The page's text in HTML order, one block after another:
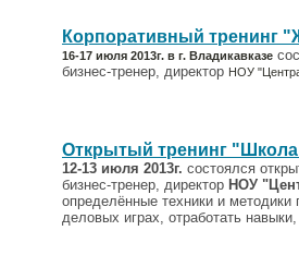
Корпоративный тренинг
16-17 июля 2013г. в г. Владикавказе
бизнес-тренер, директор НОУ
Открытый тренинг
12-13 июля 2013г. состоялся
бизнес-тренер, директор НОУ
определённые техники и
деловых играх, отработать